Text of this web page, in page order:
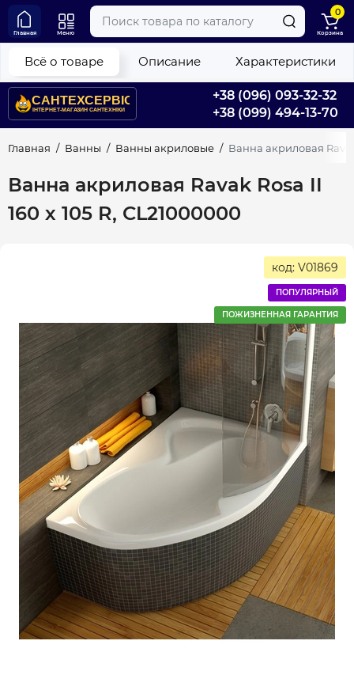
+38 (096) 093-32-32
+38 (099) 494-13-70
Главная Меню
0
Корзина
Главная Ванны Ванны акриловые Ванна акриловая
Ванна акриловая Ravak Rosa II
160 х 105 R, CL21000000
Всё о товаре Описание Характеристики
код: V01869
ПОПУЛЯРНЫЙ
ПОЖИЗНЕННАЯ ГАРАНТИЯ